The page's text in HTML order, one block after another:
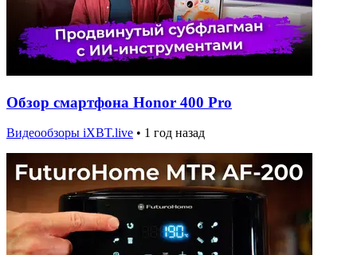
Обзор смартфона Honor 400 Pro
Видеообзоры iXBT.live • 1 год назад